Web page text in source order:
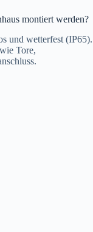
montiert werden?
und wetterfest (IP65).
Tore,